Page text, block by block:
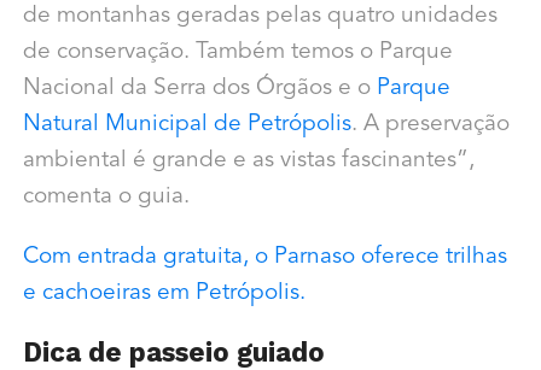
de montanhas geradas pelas quatro unidades
de conservação. Também temos o Parque
Nacional da Serra dos Órgãos e oParque
Natural Municipal de Petrópolis. A preservação
ambiental é grande e as vistas fascinantes”,
comenta o guia.
Com entrada gratuita, o Parnaso oferece trilhas
e cachoeiras em Petrópolis.
Dica de passeio guiado